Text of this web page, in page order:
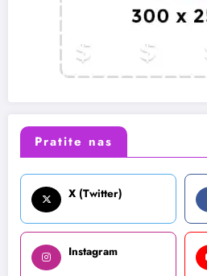
Pratite nas
X (Twitter)
Instagram